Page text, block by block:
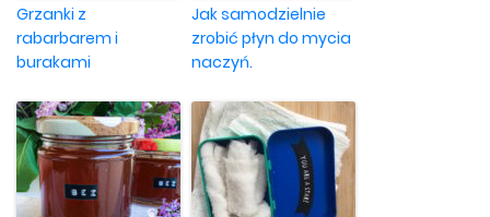
Grzanki z
rabarbarem i
burakami
Jak samodzielnie
zrobić płyn do mycia
naczyń.